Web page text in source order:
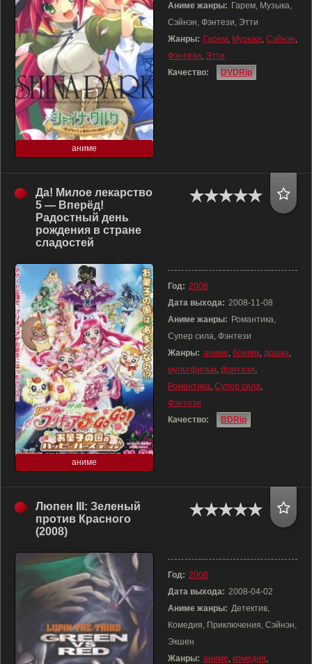
аниме
Аниме жанры: Гарем, Музыка,
Сэйнэн, Фэнтези, Этти
Жанры: Гарем, Музыка, Сэйнэн,
Фэнтези, Этти
Качество:
DVDRip
Да! Милое лекарство
5 — Вперёд!
Радостный день
рождения в стране
сладостей
аниме
Год: 2008
Дата выхода: 2008-11-08
Аниме жанры: Романтика,
Супер сила, Фэнтези
Жанры: аниме, боевик, драма,
мультфильм, фэнтези,
Романтика, Супер сила,
Фэнтези
Качество:
BDRip
Люпен III: Зеленый
против Красного
(2008)
Год: 2008
Дата выхода: 2008-04-02
Аниме жанры: Детектив,
Комедия, Приключения, Сэйнэн,
Экшен
Жанры: аниме, комедия,